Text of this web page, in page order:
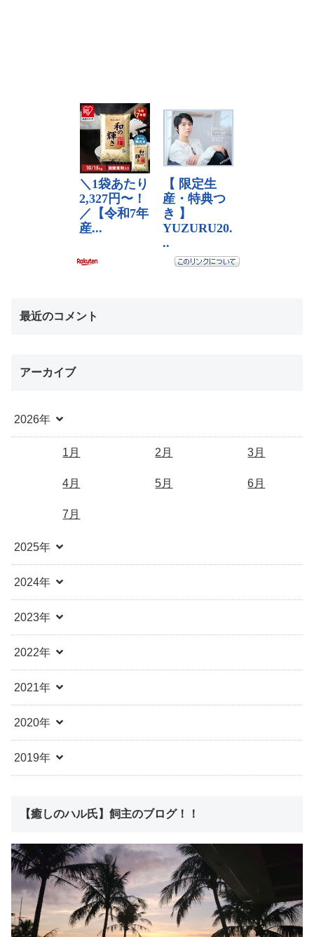
最近のコメント
アーカイブ
2026年
1月 2月 3月
4月 5月 6月
7月
2025年
2024年
2023年
2022年
2021年
2020年
2019年
【癒しのハル氏】飼主のブログ！！